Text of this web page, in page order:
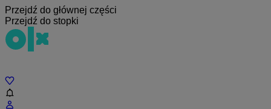
Przejdź do głównej części
Przejdź do stopki